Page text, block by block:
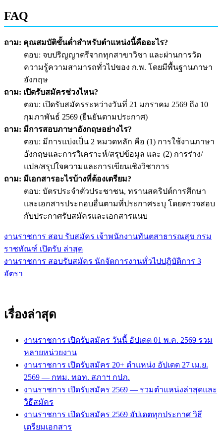
FAQ
ถาม: คุณสมบัติขั้นต่ำสำหรับตำแหน่งนี้คืออะไร?
ตอบ: จบปริญญาตรีจากทุกสาขาวิชา และผ่านการวัด
ความรู้ความสามารถทั่วไปของ ก.พ. โดยมีพื้นฐานภาษา
อังกฤษ
ถาม: เปิดรับสมัครช่วงไหน?
ตอบ: เปิดรับสมัครระหว่างวันที่ 21 มกราคม 2569 ถึง 10
กุมภาพันธ์ 2569 (ยืนยันตามประกาศ)
ถาม: มีการสอบภาษาอังกฤษอย่างไร?
ตอบ: มีการแบ่งเป็น 2 หมวดหลัก คือ (1) การใช้งานภาษา
อังกฤษและการวิเคราะห์/สรุปข้อมูล และ (2) การร่าง/
แปล/สรุปใจความและการเขียนเชิงวิชาการ
ถาม: มีเอกสารอะไรบ้างที่ต้องเตรียม?
ตอบ: บัตรประจำตัวประชาชน, ทรานสคริปต์การศึกษา
และเอกสารประกอบอื่นตามที่ประกาศระบุ โดยตรวจสอบ
กับประกาศรับสมัครและเอกสารแนบ
แนะแนว
เรื่อง
งานราชการ สอบ รับสมัคร เจ้าพนักงานทันตสาธารณสุข กรม
ราชทัณฑ์ เปิดรับ ล่าสุด
งานราชการ สอบรับสมัคร นักจัดการงานทั่วไปปฏิบัติการ 3
อัตรา
เรื่องล่าสุด
งานราชการ เปิดรับสมัคร วันนี้ อัปเดต 01 พ.ค. 2569 รวม
หลายหน่วยงาน
งานราชการ เปิดรับสมัคร 20+ ตำแหน่ง อัปเดต 27 เม.ย.
2569 — กทม. ทอท. สภาฯ กปภ.
งานราชการ เปิดรับสมัคร 2569 — รวมตำแหน่งล่าสุดและ
วิธีสมัคร
งานราชการ เปิดรับสมัคร 2569 อัปเดตทุกประกาศ วิธี
เตรียมเอกสาร